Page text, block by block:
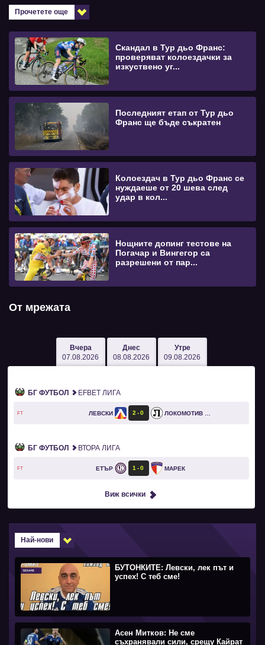
Прочетете още
Скандал в Тур дьо Франс:
проверяват колоездачки за
изкуствено уг...
Последният етап от Тур дьо
Франс ще бъде съкратен
Колоездач в Тур дьо Франс се
нуждаеше от 20 шева след
удар в кол...
Нощните допинг тестове на
Погачар и Вингегор са
разрешени от пар...
От мрежата
Вчера
07.08.2026
Днес
08.08.2026
Утре
09.08.2026
БГ ФУТБОЛ EFBET ЛИГА
FT ЛЕВСКИ 2 0
БГ ФУТБОЛ ВТОРА ЛИГА
FT ЕТЪР 1 0 МАРЕК
Виж всички
Най-нови
БУТОНКИТЕ: Левски, лек път и
успех! С теб сме!
Асен Митков: Не сме
съхранявали сили, срещу Кайрат